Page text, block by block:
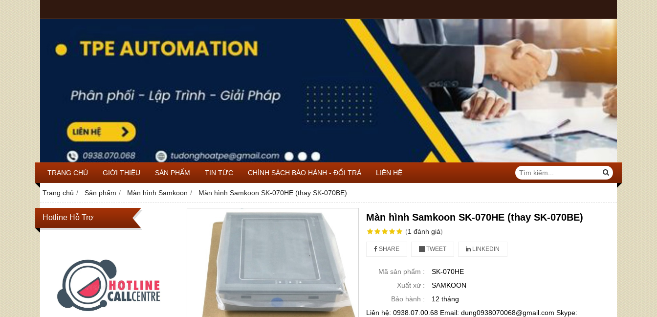
TRANG CHỦ GIỚI THIỆU SẢN PHẨM TIN TỨC CHÍNH SÁCH BẢO HÀNH - ĐỔI TRẢ LIÊN HỆ
Trang chủ Sản phẩm Màn hình Samkoon Màn hình Samkoon SK-070HE (thay SK-070BE)
Hotline Hỗ Trợ Màn hình Samkoon SK-070HE (thay SK-070BE)
(1 đánh giá)
SHARE TWEET LINKEDIN
Mã sản phẩm :
SK-070HE
Xuất xứ :
SAMKOON
Bảo hành :
12 tháng
Liên hệ: 0938.07.00.68 Email: dung0938070068@gmail.com Skype: